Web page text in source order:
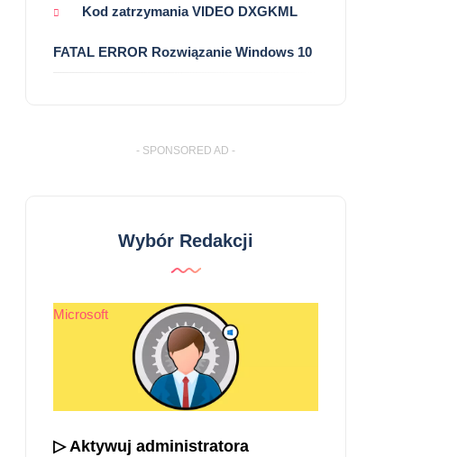
Kod zatrzymania VIDEO DXGKML
FATAL ERROR Rozwiązanie Windows 10
- SPONSORED AD -
Wybór Redakcji
Microsoft
▷ Aktywuj administratora